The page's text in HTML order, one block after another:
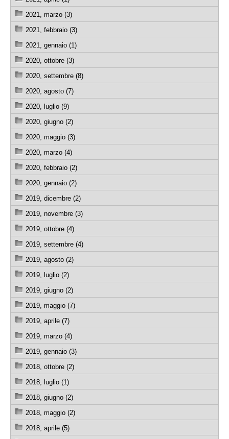
2021, marzo (3)
2021, febbraio (3)
2021, gennaio (1)
2020, ottobre (3)
2020, settembre (8)
2020, agosto (7)
2020, luglio (9)
2020, giugno (2)
2020, maggio (3)
2020, marzo (4)
2020, febbraio (2)
2020, gennaio (2)
2019, dicembre (2)
2019, novembre (3)
2019, ottobre (4)
2019, settembre (4)
2019, agosto (2)
2019, luglio (2)
2019, giugno (2)
2019, maggio (7)
2019, aprile (7)
2019, marzo (4)
2019, gennaio (3)
2018, ottobre (2)
2018, luglio (1)
2018, giugno (2)
2018, maggio (2)
2018, aprile (5)